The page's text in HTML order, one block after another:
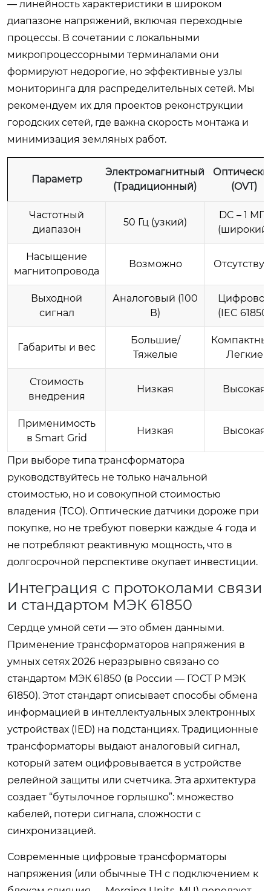
— линейность характеристики в широком
диапазоне напряжений, включая переходные
процессы. В сочетании с локальными
микропроцессорными терминалами они
формируют недорогие, но эффективные узлы
мониторинга для распределительных сетей. Мы
рекомендуем их для проектов реконструкции
городских сетей, где важна скорость монтажа и
минимизация земляных работ.
Параметр
Электромагнитный
(Традиционный)
(OVT)
Частотный
диапазон
50 Гц (узкий)
DC – 1 МГц
(широкий)
Насыщение
магнитопровода
Возможно
Выходной
сигнал
Аналоговый (100
В)
Цифровой
(IEC 61850)
Габариты и вес
Большие/
Тяжелые
Легкие
Стоимость
внедрения
Низкая Высокая
Применимость
в Smart Grid
Низкая Высокая
При выборе типа трансформатора
руководствуйтесь не только начальной
стоимостью, но и совокупной стоимостью
владения (TCO). Оптические датчики дороже при
покупке, но не требуют поверки каждые 4 года и
не потребляют реактивную мощность, что в
долгосрочной перспективе окупает инвестиции.
Интеграция с протоколами связи
и стандартом МЭК 61850
Сердце умной сети — это обмен данными.
Применение трансформаторов напряжения в
умных сетях 2026 неразрывно связано со
стандартом МЭК 61850 (в России — ГОСТ Р МЭК
61850). Этот стандарт описывает способы обмена
информацией в интеллектуальных электронных
устройствах (IED) на подстанциях. Традиционные
трансформаторы выдают аналоговый сигнал,
который затем оцифровывается в устройстве
релейной защиты или счетчика. Эта архитектура
создает “бутылочное горлышко”: множество
кабелей, потери сигнала, сложности с
синхронизацией.
Современные цифровые трансформаторы
напряжения (или обычные ТН с подключением к